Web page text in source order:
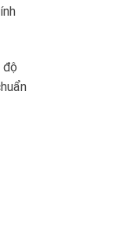
độ